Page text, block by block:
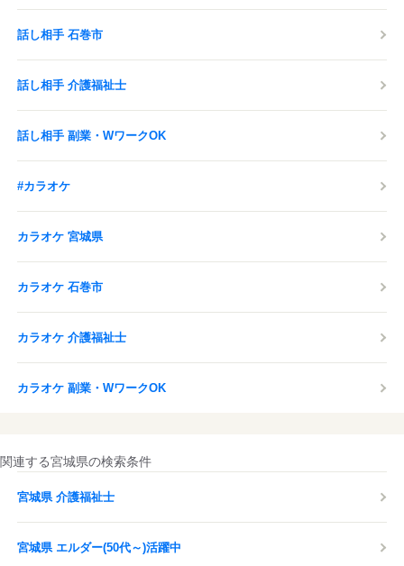
話し相手 石巻市
話し相手 介護福祉士
話し相手 副業・WワークOK
#カラオケ
カラオケ 宮城県
カラオケ 石巻市
カラオケ 介護福祉士
カラオケ 副業・WワークOK
関連する宮城県の検索条件
宮城県 介護福祉士
宮城県 エルダー(50代～)活躍中